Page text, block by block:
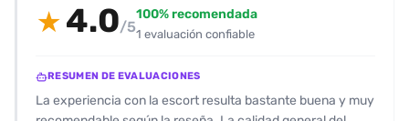
★ 4.0/5
100% recomendada
1 evaluación confiable
RESUMEN DE EVALUACIONES
La experiencia con la escort resulta bastante buena y muy